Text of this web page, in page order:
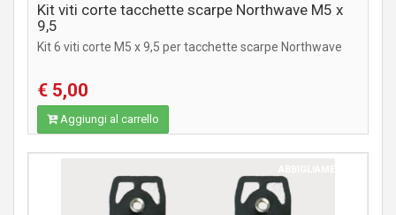
Kit viti corte tacchette scarpe Northwave M5 x
9,5
Kit 6 viti corte M5 x 9,5 per tacchette scarpe Northwave
€ 5,00
Aggiungi al carrello